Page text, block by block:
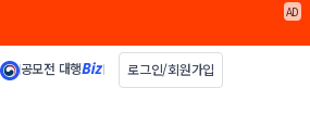
AD
공모전 대행 로그인/회원가입